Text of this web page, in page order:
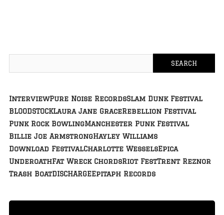
InterviewPure Noise RecordsSlam Dunk Festival
BLOODSTOCKLaura Jane GraceRebellion Festival
Punk Rock BowlingManchester Punk Festival
Billie Joe ArmstrongHayley Williams
Download FestivalCharlotte WesselsEpica
UnderoathFat Wreck ChordsRiot FestTrent Reznor
Trash BoatDISCHARGEEpitaph Records